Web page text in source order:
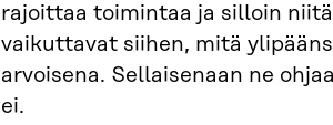
rajoittaa toimintaa ja silloin
vaikuttavat siihen, mitä
arvoisena. Sellaisenaan ne
ei.